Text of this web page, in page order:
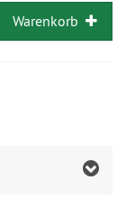
Warenkorb